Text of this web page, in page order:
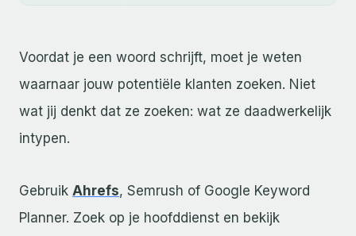
Voordat je een woord schrijft, moet je weten
waarnaar jouw potentiële klanten zoeken. Niet
wat jij denkt dat ze zoeken: wat ze daadwerkelijk
intypen.
Gebruik Ahrefs, Semrush of Google Keyword
Planner. Zoek op je hoofddienst en bekijk